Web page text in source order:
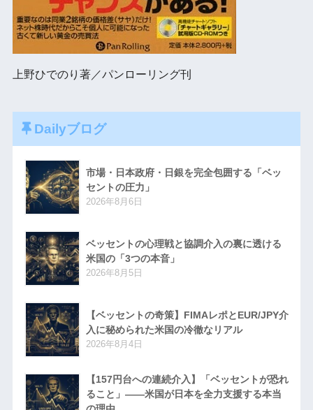
上野ひでのり著／パンローリング刊
Dailyブログ
市場・日本政府・日銀を完全包囲する「ベッ
セントの圧力」
2026年8月6日
ベッセントの心理戦と協調介入の裏に透ける
米国の「3つの本音」
2026年8月5日
【ベッセントの奇策】FIMAレポとEUR/JPY介
入に秘められた米国の冷徹なリアル
2026年8月4日
【157円台への連続介入】「ベッセントが恐れ
ること」――米国が日本を全力支援する本当